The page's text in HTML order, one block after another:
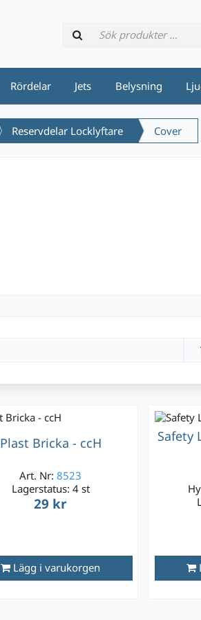
Rördelar Jets Belysning
Reservdelar Locklyftare Cover
Plast Bricka - ccH
Art. Nr:8523
Lagerstatus: 4 st
29 kr
Lägg i varukorgen
Safety